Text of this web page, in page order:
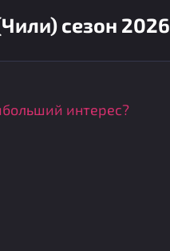
сезон 2026
интерес?